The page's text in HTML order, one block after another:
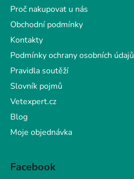
Proč nakupovat u nás
Obchodní podmínky
Kontakty
Podmínky ochrany osobních údajů
Pravidla soutěží
Slovník pojmů
Vetexpert.cz
Blog
Moje objednávka
Facebook